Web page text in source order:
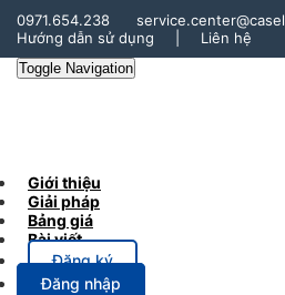
0971.654.238
Hướng dẫn sử dụng
Liên hệ
Toggle Navigation
Giới thiệu
Giải pháp
Bảng giá
Bài viết
Đăng ký
Đăng nhập